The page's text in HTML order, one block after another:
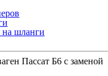
на шланги
Пассат Б6 с заменой